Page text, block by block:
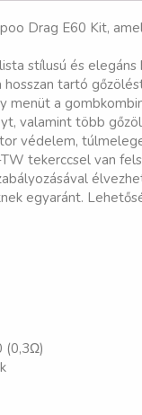
Drag E60 Kit,
stílusú és
tartó
menüt a
valamint több
védelem,
tekerccsel van
egyaránt.
(0,3Ω)